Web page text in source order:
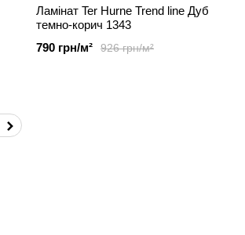
Ламінат Ter Hurne Trend line Дуб
темно-корич 1343
926 грн/м²
790 грн/м²